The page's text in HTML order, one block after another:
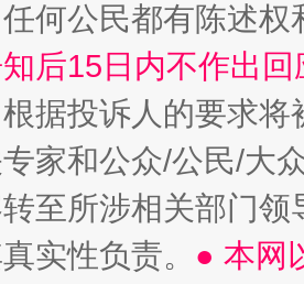
何公民都有陈述
后15日内不作出
根据投诉人的要求将
家和公众/公民/大
至所涉相关部门
实性负责。 ● 本网